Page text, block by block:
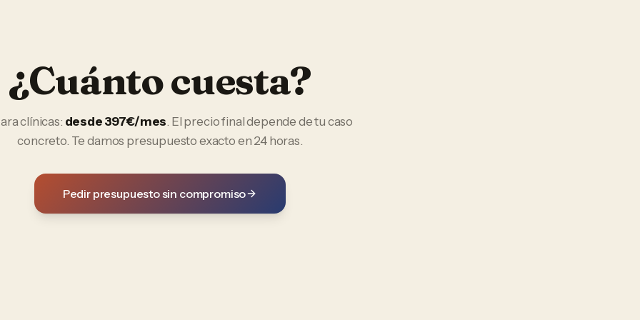
¿Cuánto cuesta?
clínicas: desde 397€/mes. El precio final depende de tu caso
concreto. Te damos presupuesto exacto en 24 horas.
Pedir presupuesto sin compromiso